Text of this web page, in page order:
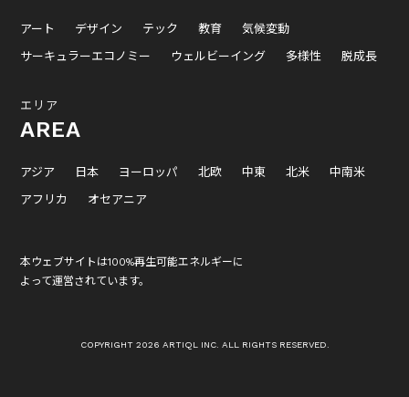
アート デザイン テック 教育
気候変動
サーキュラーエコノミー
ウェルビーイング 多様性 脱成長
エリア
AREA
アジア 日本 ヨーロッパ 北欧 中東 北米
中南米
アフリカ
オセアニア
本ウェブサイトは100%再生可能エネルギーに
よって運営されています。
COPYRIGHT 2026 ARTIQL INC. ALL RIGHTS RESERVED.